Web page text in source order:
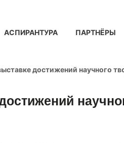
АСПИРАНТУРА ПАРТНЁРЫ
достижений научного